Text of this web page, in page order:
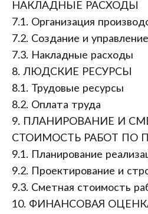
НАКЛАДНЫЕ РАСХОДЫ
7.1. Организация
7.2. Создание и
7.3. Накладные расходы
8. ЛЮДСКИЕ РЕСУРСЫ
8.1. Трудовые ресурсы
8.2. Оплата труда
9. ПЛАНИРОВАНИЕ И
СТОИМОСТЬ РАБОТ ПО
9.1. Планирование
9.2. Проектирование и
9.3. Сметная стоимость
10. ФИНАНСОВАЯ